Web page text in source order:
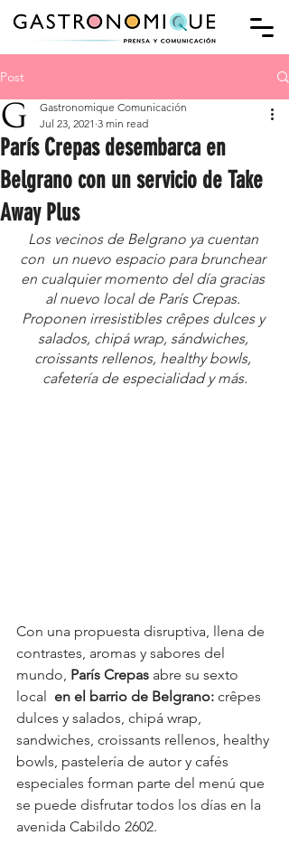
Post
París Crepas desembarca en
Belgrano con un servicio de Take
Away Plus
Gastronomique Comunicación
Jul 23, 2021 3 min read
Los vecinos de Belgrano ya cuentan
con  un nuevo espacio para brunchear
en cualquier momento del día gracias
al nuevo local de París Crepas.
Proponen irresistibles crêpes dulces y
salados, chipá wrap, sándwiches,
croissants rellenos, healthy bowls,
cafetería de especialidad y más.
Con una propuesta disruptiva, llena de
contrastes, aromas y sabores del
mundo, París Crepas abre su sexto
local en el barrio de Belgrano: crêpes
dulces y salados, chipá wrap,
sandwiches, croissants rellenos, healthy
bowls, pastelería de autor y cafés
especiales forman parte del menú que
se puede disfrutar todos los días en la
avenida Cabildo 2602.